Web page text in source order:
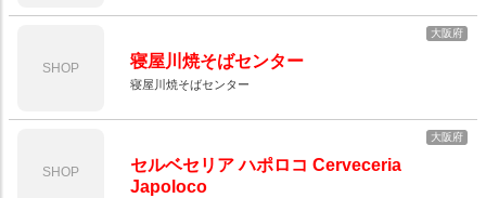
SHOP
大阪府
寝屋川焼そばセンター
寝屋川焼そばセンター
SHOP
大阪府
セルベセリア ハポロコ Cerveceria
Japoloco